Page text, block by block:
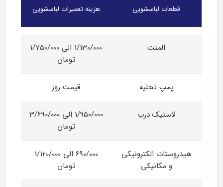
قطعات لباسشویی هزینه تعمیرات لباسشویی
المنت
1/130/000 الی 1/750/000
تومان
پمپ تخلیه قیمت روز
لاستیک درب
1/950/000 الی 3/690/000
تومان
هیدروستات الکترونیکی
و مکانیکی
690/000 الی 1/120/000
تومان